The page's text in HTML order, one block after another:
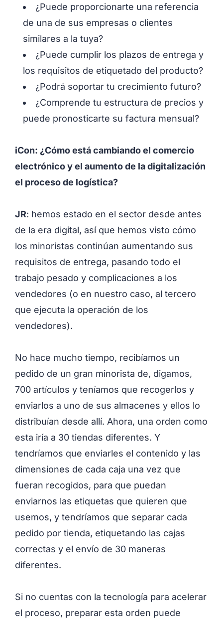
¿Puede proporcionarte una referencia
de una de sus empresas o clientes
similares a la tuya?
¿Puede cumplir los plazos de entrega y
los requisitos de etiquetado del producto?
¿Podrá soportar tu crecimiento futuro?
¿Comprende tu estructura de precios y
puede pronosticarte su factura mensual?
iCon: ¿Cómo está cambiando el comercio
electrónico y el aumento de la digitalización
el proceso de logística?
JR: hemos estado en el sector desde antes
de la era digital, así que hemos visto cómo
los minoristas continúan aumentando sus
requisitos de entrega, pasando todo el
trabajo pesado y complicaciones a los
vendedores (o en nuestro caso, al tercero
que ejecuta la operación de los
vendedores).
No hace mucho tiempo, recibíamos un
pedido de un gran minorista de, digamos,
700 artículos y teníamos que recogerlos y
enviarlos a uno de sus almacenes y ellos lo
distribuían desde allí. Ahora, una orden como
esta iría a 30 tiendas diferentes. Y
tendríamos que enviarles el contenido y las
dimensiones de cada caja una vez que
fueran recogidos, para que puedan
enviarnos las etiquetas que quieren que
usemos, y tendríamos que separar cada
pedido por tienda, etiquetando las cajas
correctas y el envío de 30 maneras
diferentes.
Si no cuentas con la tecnología para acelerar
el proceso, preparar esta orden puede